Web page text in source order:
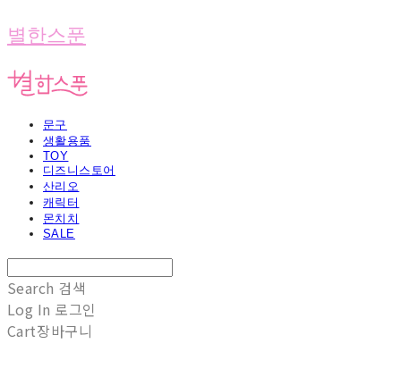
별한스푼
문구
생활용품
TOY
디즈니스토어
산리오
캐릭터
몬치치
SALE
Search 검색
Log In 로그인
Cart장바구니